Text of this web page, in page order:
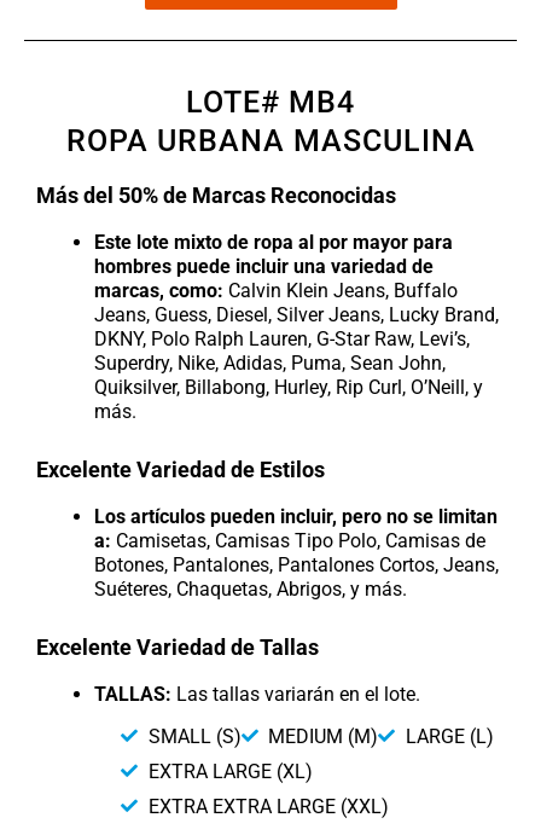
LOTE# MB4
ROPA URBANA MASCULINA
Más del 50% de Marcas Reconocidas
Este lote mixto de ropa al por mayor para
hombres puede incluir una variedad de
marcas, como: Calvin Klein Jeans, Buffalo
Jeans, Guess, Diesel, Silver Jeans, Lucky Brand,
DKNY, Polo Ralph Lauren, G-Star Raw, Levi’s,
Superdry, Nike, Adidas, Puma, Sean John,
Quiksilver, Billabong, Hurley, Rip Curl, O’Neill, y
más.
Excelente Variedad de Estilos
Los artículos pueden incluir, pero no se limitan
a: Camisetas, Camisas Tipo Polo, Camisas de
Botones, Pantalones, Pantalones Cortos, Jeans,
Suéteres, Chaquetas, Abrigos, y más.
Excelente Variedad de Tallas
TALLAS: Las tallas variarán en el lote.
SMALL (S)
MEDIUM (M)
LARGE (L)
EXTRA LARGE (XL)
EXTRA EXTRA LARGE (XXL)